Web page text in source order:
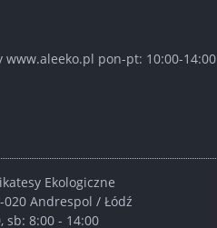
www.aleeko.pl pon-pt: 10:00-14:00
Ekologiczne
020 Andrespol / Łódź
sb: 8:00 - 14:00